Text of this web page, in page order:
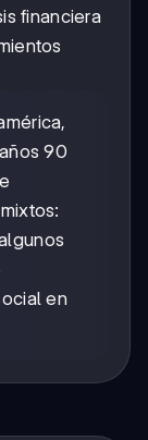
financiera
90
en